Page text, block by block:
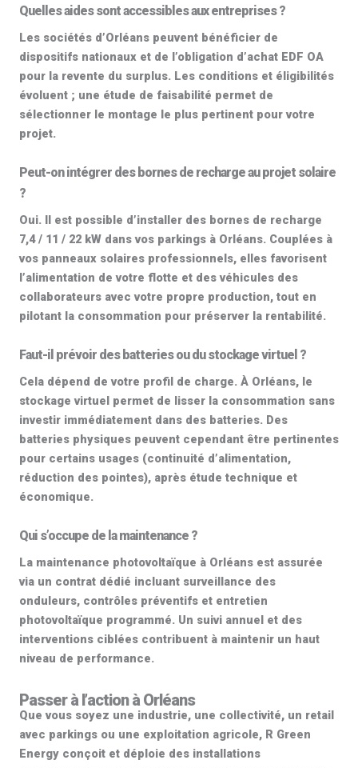
Quelles aides sont accessibles aux entreprises ?
Les sociétés d’Orléans peuvent bénéficier de
dispositifs nationaux et de l’obligation d’achat EDF OA
pour la revente du surplus. Les conditions et éligibilités
évoluent ; une étude de faisabilité permet de
sélectionner le montage le plus pertinent pour votre
projet.
Peut-on intégrer des bornes de recharge au projet solaire
?
Oui. Il est possible d’installer des bornes de recharge
7,4 / 11 / 22 kW dans vos parkings à Orléans. Couplées à
vos panneaux solaires professionnels, elles favorisent
l’alimentation de votre flotte et des véhicules des
collaborateurs avec votre propre production, tout en
pilotant la consommation pour préserver la rentabilité.
Faut-il prévoir des batteries ou du stockage virtuel ?
Cela dépend de votre profil de charge. À Orléans, le
stockage virtuel permet de lisser la consommation sans
investir immédiatement dans des batteries. Des
batteries physiques peuvent cependant être pertinentes
pour certains usages (continuité d’alimentation,
réduction des pointes), après étude technique et
économique.
Qui s’occupe de la maintenance ?
La maintenance photovoltaïque à Orléans est assurée
via un contrat dédié incluant surveillance des
onduleurs, contrôles préventifs et entretien
photovoltaïque programmé. Un suivi annuel et des
interventions ciblées contribuent à maintenir un haut
niveau de performance.
Passer à l’action à Orléans
Que vous soyez une industrie, une collectivité, un retail
avec parkings ou une exploitation agricole, R Green
Energy conçoit et déploie des installations